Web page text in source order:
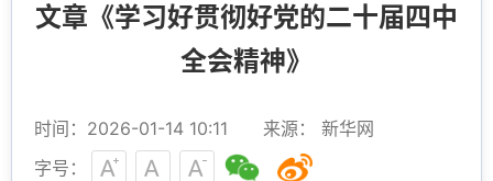
文章《学习好贯彻好党的二十届四中
全会精神》
时间：2026-01-14 10:11
来源： 新华网
字号：